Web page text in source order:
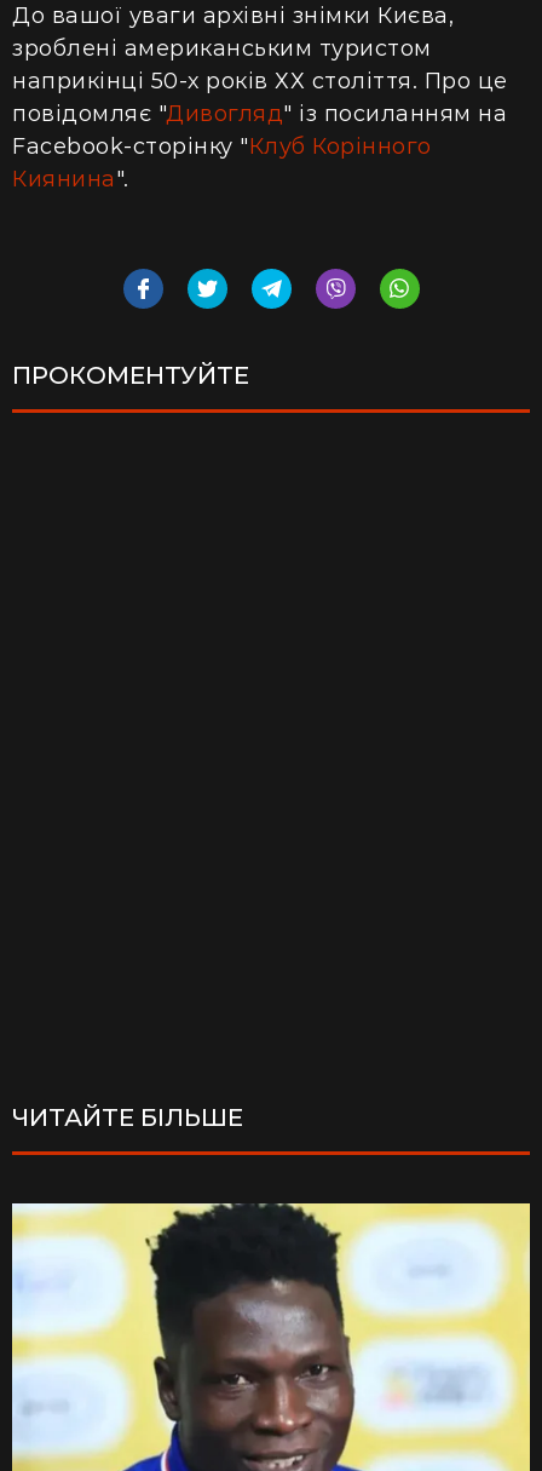
До вашої уваги архівні знімки Києва,
зроблені американським туристом
наприкінці 50-х років ХХ століття. Про це
повідомляє "Дивогляд" із посиланням на
Facebook-сторінку "Клуб Корінного
Киянина".
ПРОКОМЕНТУЙТЕ
ЧИТАЙТЕ БІЛЬШЕ